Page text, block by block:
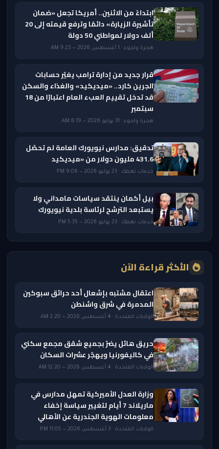
ابتداءً من الاثنين.. أمريكا تجعل «ضمان
تأشيرة الزيارة» دائمًا وترفع قيمته إلى 20
ألف دولار لمواطني 50 دولة
هجرة ولجوء · 1 أغسطس 2026 — 9:23 AM
قرار جديد من إدارة ترامب يغيّر حسابات
الجرين كارد.. «ميديكيد» والغذاء والسكن
قد تدخل تقييم العبء العام اعتبارًا من 18
سبتمبر
هجرة ولجوء · 31 يوليو 2026 — 8:19 AM
تدقيق: مدارس نيويورك العامة لم تحصّل
431.6 مليون دولار من «ميديكيد
خدمات تهمك · 23 يوليو 2026 — 9:06 PM
بيل أكمان ينتقد سياسات مامداني ولا
يستبعد الترشح لرئاسة بلدية نيويورك
خدمات تهمك · 23 يوليو 2026 — 5:35 PM
الأكثر قراءة الآن
اعتقال مشتبه بإشعال أحد حرائق سبوكين
المدمرة في شرق واشنطن
الولايات المتحدة · 4 أغسطس 2026 — 2:20 AM
حريق هائل يضرّ بجميع شقق مجمع سكني
في كاليفورنيا ويهجّر عشرات السكان
الولايات المتحدة · 4 أغسطس 2026 — 12:20 AM
وزارة العدل الأميركية تمهل مدارس في
ماريلاند 7 أيام لتغيير سياسة إخفاء
معلومات الهوية الجندرية عن الأهالي
الولايات المتحدة · 3 أغسطس 2026 — 11:05 PM